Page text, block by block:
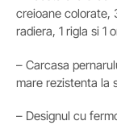
creioane colorate,
radiera, 1 rigla si 1
– Carcasa
mare rezistenta la
– Designul cu